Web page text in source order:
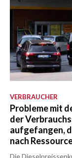
VERBRAUCHER
Probleme mit
der
aufgefangen,
nach